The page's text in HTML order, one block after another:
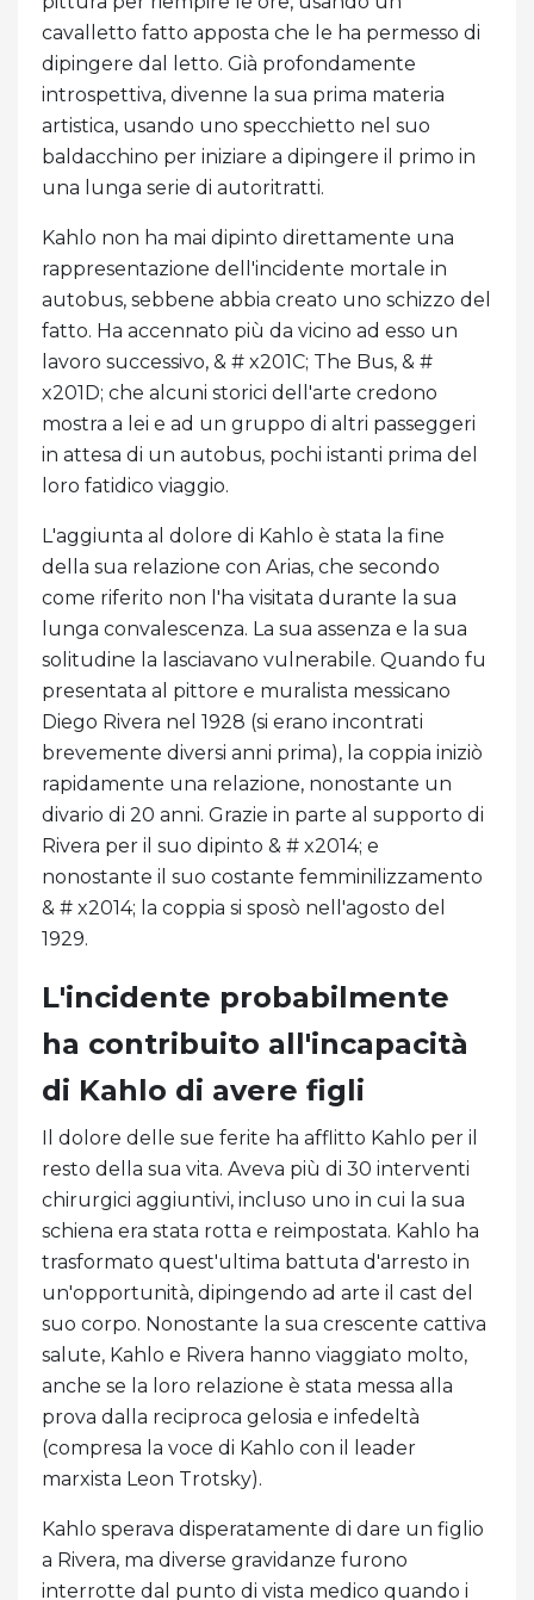
cavalletto fatto apposta che le ha permesso di
dipingere dal letto. Già profondamente
introspettiva, divenne la sua prima materia
artistica, usando uno specchietto nel suo
baldacchino per iniziare a dipingere il primo in
una lunga serie di autoritratti.
Kahlo non ha mai dipinto direttamente una
rappresentazione dell'incidente mortale in
autobus, sebbene abbia creato uno schizzo del
fatto. Ha accennato più da vicino ad esso un
lavoro successivo, & # x201C; The Bus, & #
x201D; che alcuni storici dell'arte credono
mostra a lei e ad un gruppo di altri passeggeri
in attesa di un autobus, pochi istanti prima del
loro fatidico viaggio.
L'aggiunta al dolore di Kahlo è stata la fine
della sua relazione con Arias, che secondo
come riferito non l'ha visitata durante la sua
lunga convalescenza. La sua assenza e la sua
solitudine la lasciavano vulnerabile. Quando fu
presentata al pittore e muralista messicano
Diego Rivera nel 1928 (si erano incontrati
brevemente diversi anni prima), la coppia iniziò
rapidamente una relazione, nonostante un
divario di 20 anni. Grazie in parte al supporto di
Rivera per il suo dipinto & # x2014; e
nonostante il suo costante femminilizzamento
& # x2014; la coppia si sposò nell'agosto del
1929.
L'incidente probabilmente
ha contribuito all'incapacità
di Kahlo di avere figli
Il dolore delle sue ferite ha afflitto Kahlo per il
resto della sua vita. Aveva più di 30 interventi
chirurgici aggiuntivi, incluso uno in cui la sua
schiena era stata rotta e reimpostata. Kahlo ha
trasformato quest'ultima battuta d'arresto in
un'opportunità, dipingendo ad arte il cast del
suo corpo. Nonostante la sua crescente cattiva
salute, Kahlo e Rivera hanno viaggiato molto,
anche se la loro relazione è stata messa alla
prova dalla reciproca gelosia e infedeltà
(compresa la voce di Kahlo con il leader
marxista Leon Trotsky).
Kahlo sperava disperatamente di dare un figlio
a Rivera, ma diverse gravidanze furono
interrotte dal punto di vista medico quando i